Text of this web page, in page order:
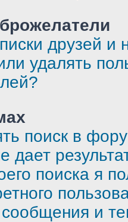
друзей и
удалять
поиск в
дает
поиска я
сообщения и